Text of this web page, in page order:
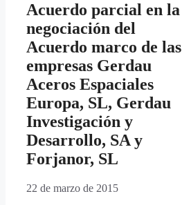
Acuerdo parcial en la
negociación del
Acuerdo marco de las
empresas Gerdau
Aceros Espaciales
Europa, SL, Gerdau
Investigación y
Desarrollo, SA y
Forjanor, SL
22 de marzo de 2015